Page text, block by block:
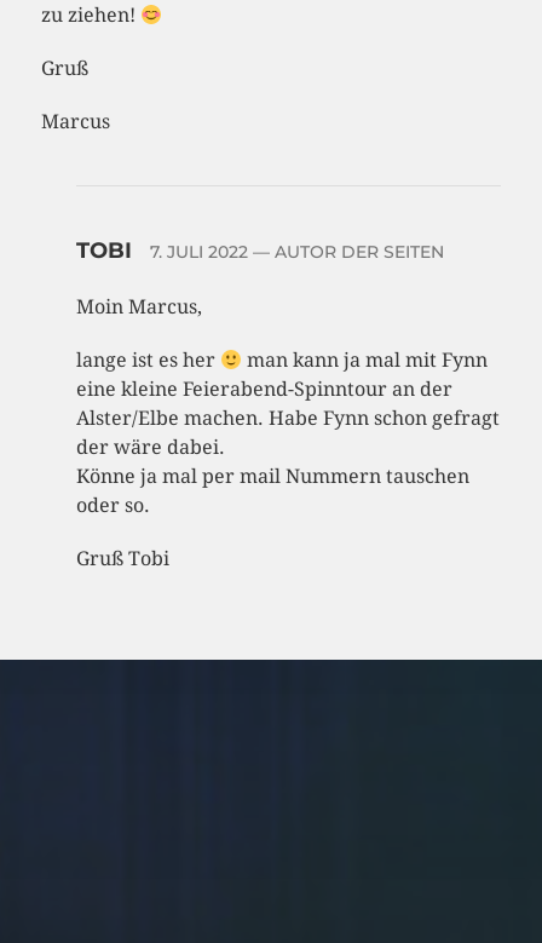
zu ziehen!
Gruß
Marcus
TOBI 7. JULI 2022— AUTOR DER SEITEN
Moin Marcus,
lange ist es her
man kann ja mal mit Fynn
eine kleine Feierabend-Spinntour an der
Alster/Elbe machen. Habe Fynn schon gefragt
der wäre dabei.
Könne ja mal per mail Nummern tauschen
oder so.
Gruß Tobi